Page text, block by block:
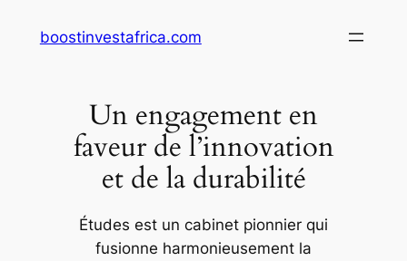
boostinvestafrica.com
Un engagement en
faveur de l’innovation
et de la durabilité
Études est un cabinet pionnier qui
fusionne harmonieusement la